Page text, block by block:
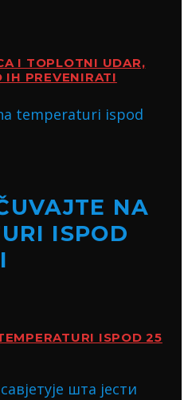
I TOPLOTNI UDAR,
IH PREVENIRATI
NA
ISPOD
ISPOD 25